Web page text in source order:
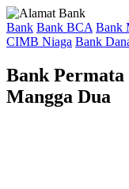
Bank Bank BCA Bank
CIMB Niaga Bank
Bank
Mangga Dua